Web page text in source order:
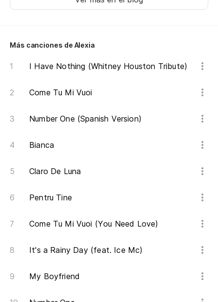
Más canciones de Alexia
I Have Nothing (Whitney Houston Tribute)
Come Tu Mi Vuoi
Number One (Spanish Version)
Bianca
Claro De Luna
Pentru Tine
Come Tu Mi Vuoi (You Need Love)
It's a Rainy Day (feat. Ice Mc)
My Boyfriend